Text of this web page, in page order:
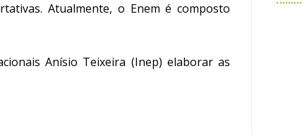
Atualmente, o Enem é composto
Anísio Teixeira (Inep) elaborar as